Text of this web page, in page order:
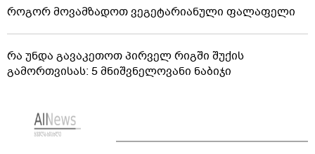
როგორ მოვამზადოთ ვეგეტარიანული ფალაფელი
რა უნდა გავაკეთოთ პირველ რიგში შუქის
გამორთვისას: 5 მნიშვნელოვანი ნაბიჯი